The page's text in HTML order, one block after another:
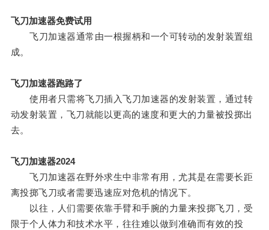
飞刀加速器免费试用
飞刀加速器通常由一根握柄和一个可转动的发射装置组
成。
飞刀加速器跑路了
使用者只需将飞刀插入飞刀加速器的发射装置，通过转
动发射装置，飞刀就能以更高的速度和更大的力量被投掷出
去。
飞刀加速器2024
飞刀加速器在野外求生中非常有用，尤其是在需要长距
离投掷飞刀或者需要迅速应对危机的情况下。
以往，人们需要依靠手臂和手腕的力量来投掷飞刀，受
限于个人体力和技术水平，往往难以做到准确而有效的投